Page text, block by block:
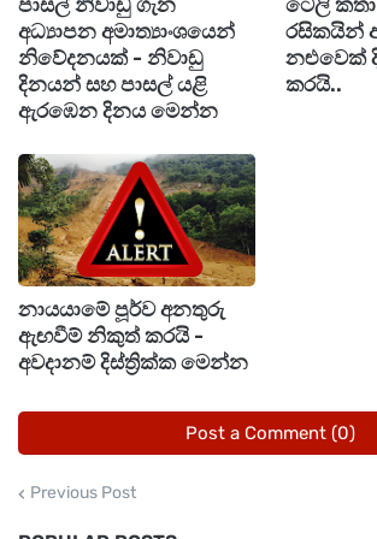
අතරතුර පුද්ගලයෙකු ඇගෙන්
ඇති අතර ඇය එය ප්‍රතික්ෂේප කර
කෝණයෙන් පටිගත කළ එම
වෙත මුදාහැර තිබෙන බවයි.
ඇය වැඩිදුරටත් ප්‍රකාශ කර ඇත්තේ
මිලියනයකට වඩා නැරඹුම් වාර ලැබී
ලිංගිකව අපහාසාත්මක ප්‍රතිචාර සිය
එමෙන්ම තවත් කාන්තාවක වන
ව්‍යායාම් මධ්‍යස්ථානයකදී ඇගේ අංකය
පුද්ගලයෙකුට එය ලබා දීම
පාසල් නිවාඩු ගැන
අධ්‍යාපන අමාත්‍යාංශයෙන්
නිවේදනයක් - නිවාඩු
දිනයන් සහ පාසල් යළි
ඇරඹෙන දිනය මෙන්න
ටෙලි
රසිකයින්
නළුවෙක්
කරයි..
නායයාමේ පූර්ව අනතුරු
ඇඟවීම් නිකුත් කරයි -
අවදානම් දිස්ත්‍රික්ක මෙන්න
Post a Comment (0)
Previous Post